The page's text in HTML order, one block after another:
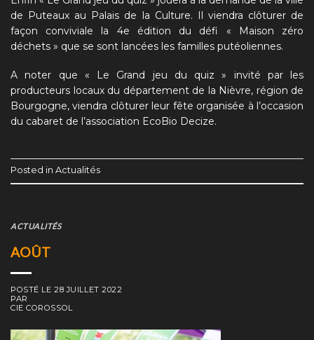
de Puteaux au Palais de la Culture. Il viendra clôturer de
façon conviviale la 4e édition du défi « Maison zéro
déchets » que se sont lancées les familles putéoliennes.
A noter que « Le Grand jeu du quiz » invité par les
producteurs locaux du département de la Nièvre, région de
Bourgogne, viendra clôturer leur fête organisée à l’occasion
du cabaret de l’association EcoBio Decize.
Posted in Actualités
ACTUALITÉS
AOÛT
POSTÉ LE28 JUILLET 2022
PAR
CIE COROSSOL